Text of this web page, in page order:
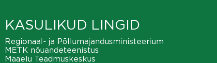
KASULIKUD LINGID
Regionaal- ja Põllumajandusministeerium
METK nõuandeteenistus
Maaelu Teadmuskeskus